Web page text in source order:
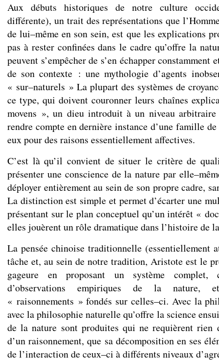
Aux débuts historiques de notre culture
différente), un trait des représentations que
de lui–même en son sein, est que les explications
pas à rester confinées dans le cadre qu’offre la
peuvent s’empêcher de s’en échapper constamment
de son contexte : une mythologie d’agents
« sur–naturels » La plupart des systèmes de
ce type, qui doivent couronner leurs chaînes
movens », un dieu introduit à un niveau
rendre compte en dernière instance d’une famille
eux pour des raisons essentiellement affectives.
C’est là qu’il convient de situer le critère de
présenter une conscience de la nature par
déployer entièrement au sein de son propre cadre,
La distinction est simple et permet d’écarter une
présentant sur le plan conceptuel qu’un intérêt «
elles jouèrent un rôle dramatique dans l’histoire de
La pensée chinoise traditionnelle (essentiellement
tâche et, au sein de notre tradition, Aristote est le
gageure en proposant un système complet,
d’observations empiriques de la nature,
« raisonnements » fondés sur celles–ci. Avec la
avec la philosophie naturelle qu’offre la science
de la nature sont produites qui ne requièrent rien
d’un raisonnement, que sa décomposition en ses
de l’interaction de ceux–ci à différents niveaux